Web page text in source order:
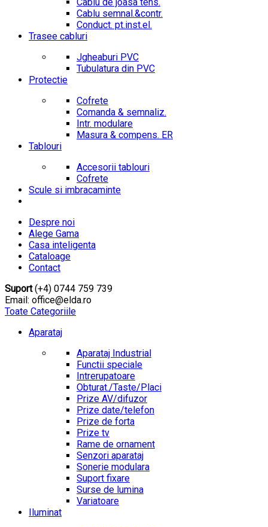
Cablu semnal.&contr.
Conduct. pt.inst.el.
Trasee cabluri
Jgheaburi PVC
Tubulatura din PVC
Protectie
Cofrete
Comanda & semnaliz.
Intr. modulare
Masura & compens. ER
Tablouri
Accesorii tablouri
Cofrete
Scule si imbracaminte
Despre noi
Alege Gama
Casa inteligenta
Cataloage
Contact
Suport(+4) 0744 759 739
Email: office@elda.ro
Toate Categoriile
Aparataj
Aparataj Industrial
Functii speciale
Intrerupatoare
Obturat./Taste/Placi
Prize AV/difuzor
Prize date/telefon
Prize de forta
Prize tv
Rame de ornament
Senzori aparataj
Sonerie modulara
Suport fixare
Surse de lumina
Variatoare
Iluminat